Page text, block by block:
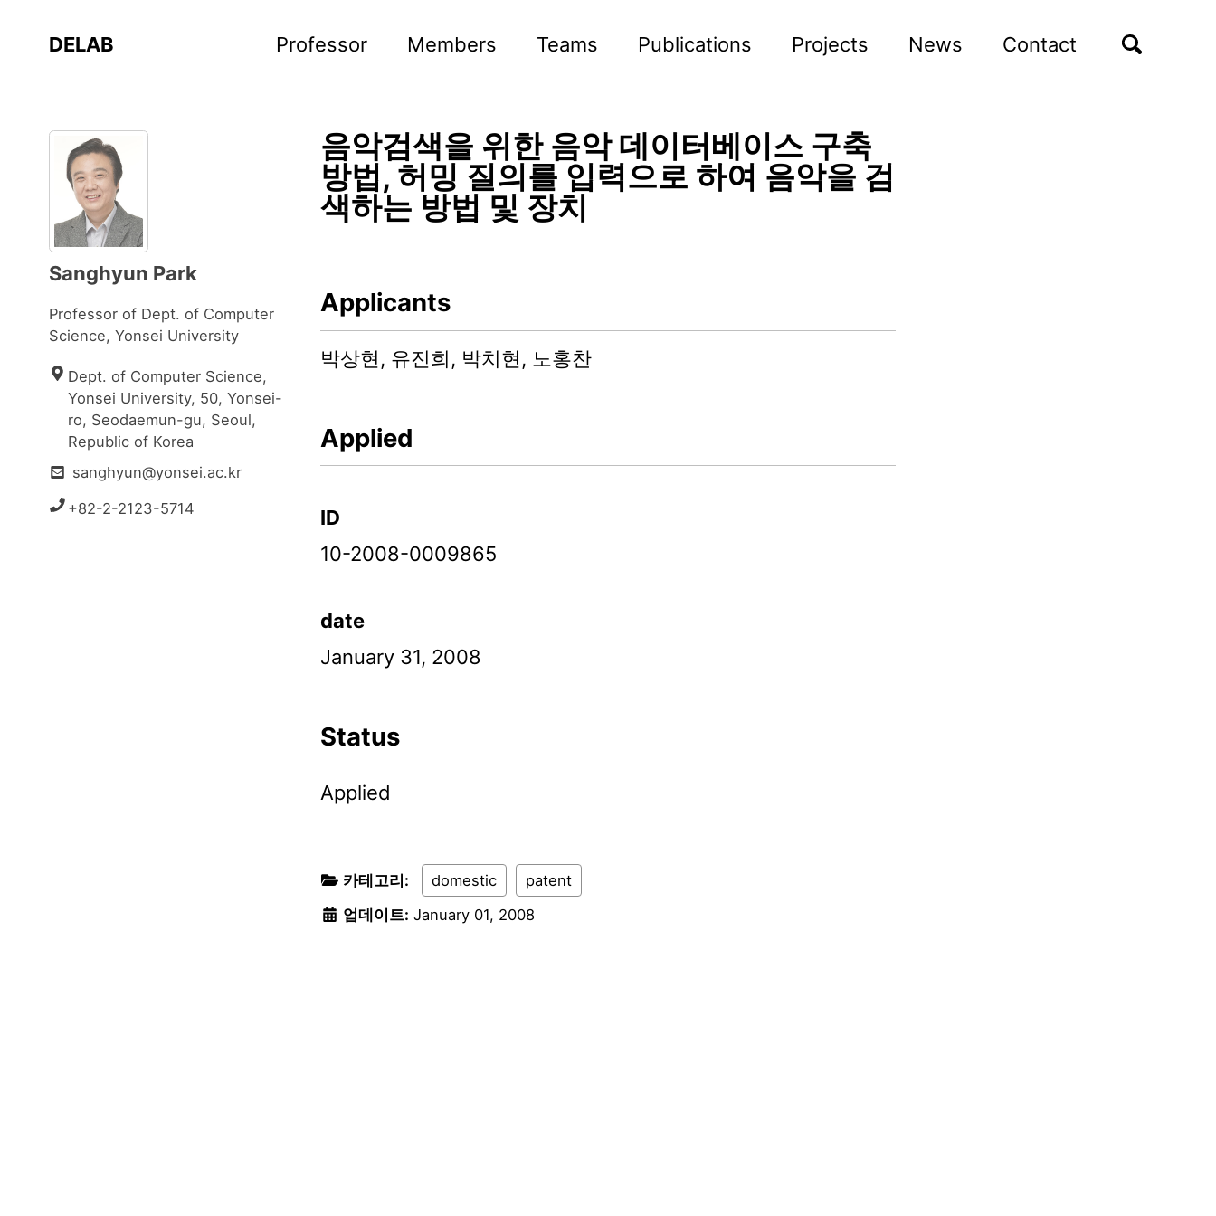
DELAB Professor Members Teams Publications Projects News Contact
Sanghyun Park
Professor of Dept. of Computer
Science, Yonsei University
Dept. of Computer Science,
Yonsei University, 50, Yonsei-
ro, Seodaemun-gu, Seoul,
Republic of Korea
sanghyun@yonsei.ac.kr
+82-2-2123-5714
음악검색을 위한 음악 데이터베이스 구축
방법, 허밍 질의를 입력으로 하여 음악을 검
색하는 방법 및 장치
Applicants
박상현, 유진희, 박치현, 노홍찬
Applied
ID
10-2008-0009865
date
January 31, 2008
Status
Applied
카테고리: domestic
patent
업데이트: January 01, 2008